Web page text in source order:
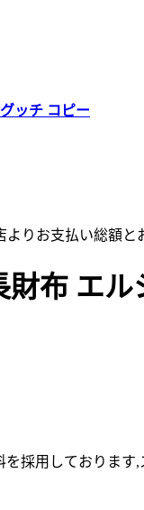
グッチ コピー
りお支払い総額と
布 エル
採用しております,